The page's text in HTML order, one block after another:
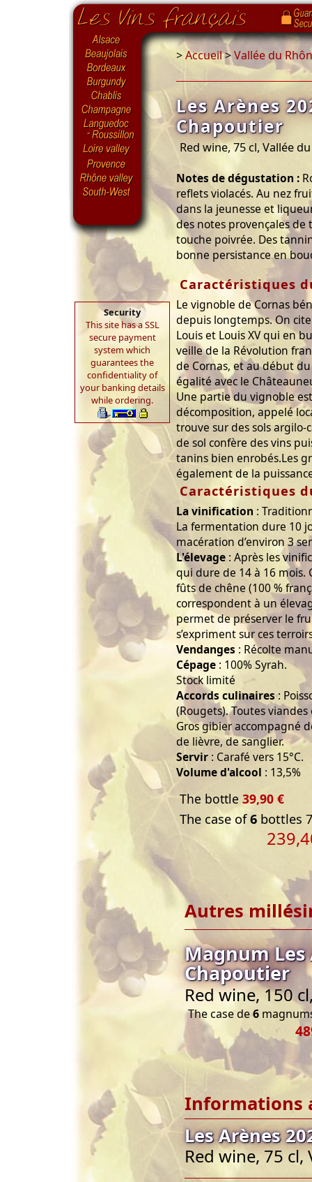
Security
This site has a SSL
secure payment
system which
guarantees the
confidentiality of
your banking details
while ordering.
>Accueil>Vallée du
Les Arènes
Chapoutier
Red wine, 75 cl, Vallée
Notes de dégustation :
reflets violacés. Au nez
dans la jeunesse et
des notes provençales
touche poivrée. Des
bonne persistance en
Caractéristiques
Le vignoble de Cornas
depuis longtemps. On
Louis et Louis XV qui en
veille de la Révolution
de Cornas, et au début
égalité avec le
Une partie du vignoble
décomposition, appelé
trouve sur des sols argilo-
de sol confère des vins
tanins bien enrobés.Les
également de la
Caractéristiques
La vinification :
La fermentation dure 10
macération d’environ 3
L'élevage : Après les
qui dure de 14 à 16 mois.
fûts de chêne (100 %
correspondent à un
permet de préserver le
s’expriment sur ces
Vendanges : Récolte
Cépage : 100% Syrah.
Stock limité
Accords culinaires:
(Rougets). Toutes
Gros gibier accompagné
de lièvre, de sanglier.
Servir : Carafé vers 15°C.
Volume d'alcool : 13,5%
The bottle 39,90 €
The case of6 bottles
Autres
Magnum Les
Chapoutier
Red wine, 150
The case de6
Informations
Les Arènes
Red wine, 75 cl,